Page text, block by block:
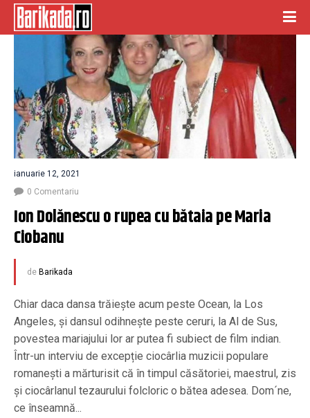
ianuarie 12, 2021
0 Comentariu
Ion Dolănescu o rupea cu bătaia pe Maria
Ciobanu
de Barikada
Chiar daca dansa trăiește acum peste Ocean, la Los
Angeles, și dansul odihnește peste ceruri, la Al de Sus,
povestea mariajului lor ar putea fi subiect de film indian.
Într-un interviu de excepție ciocârlia muzicii populare
romanești a mărturisit că în timpul căsătoriei, maestrul, zis
și ciocârlanul tezaurului folcloric o bătea adesea. Dom´ne,
ce înseamnă...